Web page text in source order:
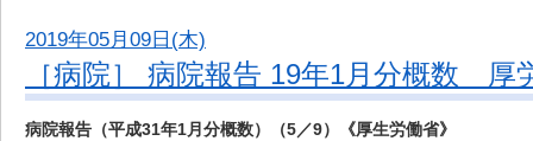
2019年05月09日(木)
［病院］ 病院報告 19年1月分概数 厚
病院報告（平成31年1月分概数）（5／9）《厚生労働省》